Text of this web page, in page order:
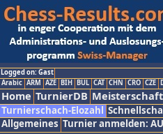
Logged on: Gast
Arabic ARM AZE BIH BUL CAT CHN CRO CZE
Home TurnierDB Meisterschaft
Turnierschach-Elozahl
Allgemeines Turnier anmelden: